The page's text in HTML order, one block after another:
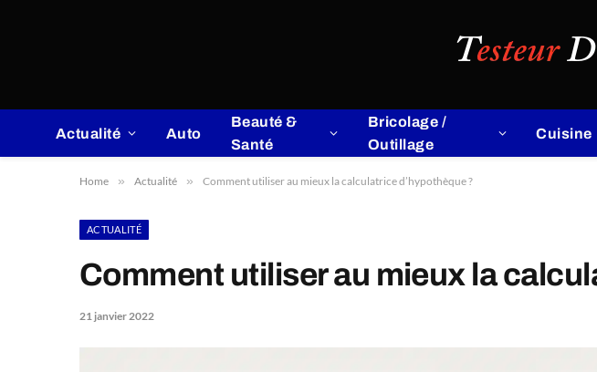
Actualité Auto
Beauté &
Santé
Bricolage /
Outillage
Cuisine
Home » Actualité » Comment utiliser au mieux la calculatrice d’hypothèque ?
ACTUALITÉ
Comment utiliser au mieux la
21 janvier 2022